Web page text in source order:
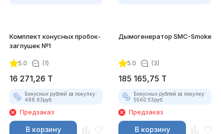
Комплект конусных пробок-
заглушек №1
5.0 (1)
16 271,26 T
Бонусных рублей за покупку:
488.63руб.
Предзаказ
В корзину
Дымогенератор SMC-Smoke
5.0 (3)
185 165,75 T
Бонусных рублей за покупку:
5560.53руб.
Предзаказ
В корзину